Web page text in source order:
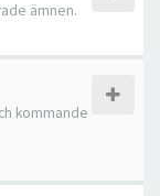
ämnen.
kommande